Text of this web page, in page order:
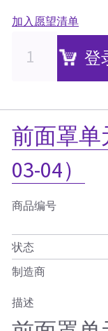
加入愿望清单
登
前面罩单
03-04）
商品编号
状态
制造商
描述